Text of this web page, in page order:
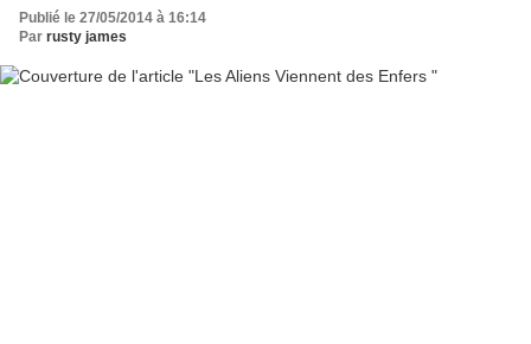
Publié le 27/05/2014 à 16:14
Par rusty james